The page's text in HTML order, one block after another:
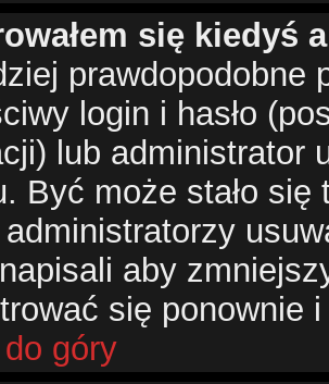
się kiedyś
prawdopodobne
login i hasło
lub administrator
Być może stało
aby
się ponownie
góry